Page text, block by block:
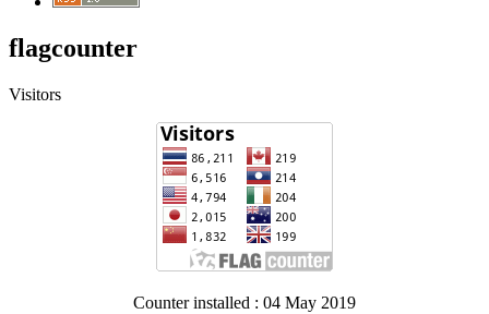
flagcounter
Visitors
Counter installed : 04 May 2019